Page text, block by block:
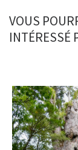
VOUS
INTÉRESSÉ